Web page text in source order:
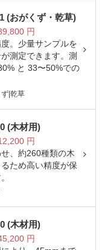
(おがくず・乾草)
円
。少量サンプルを
測定できます。測
と 33〜50%での
|乾草
(木材用)
円
、約260種類の木
ため高い精度が保
(木材用)
円